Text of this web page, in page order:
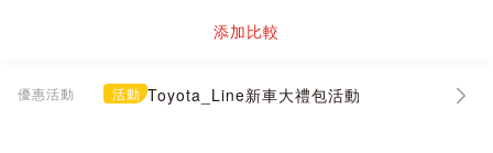
添加比較
優惠活動 活動 Toyota_Line新車大禮包活動